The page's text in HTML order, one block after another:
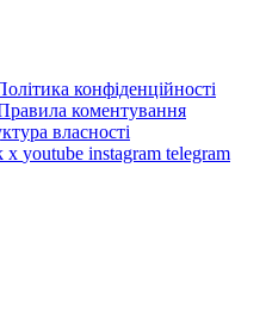
конфіденційності
коментування
власності
x youtube instagram telegram